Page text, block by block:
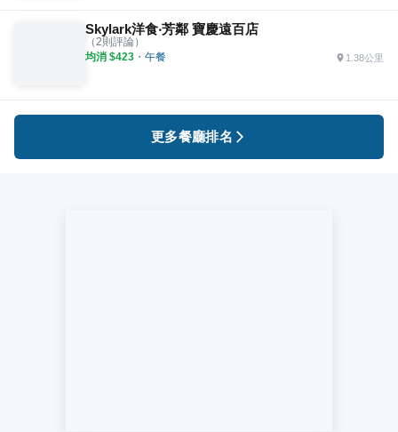
Skylark洋食‧芳鄰 寶慶遠百店
（2則評論）
均消 $423 ・ 午餐 1.38公里
更多餐廳排名